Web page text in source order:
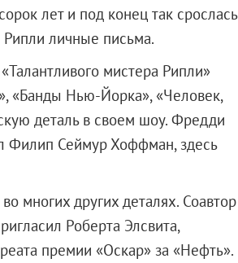
лет и под конец так срослась
личные письма.
мистера Рипли»
«Банды Нью-Йорка», «Человек,
деталь в своем шоу. Фредди
Филип Сеймур Хоффман, здесь
многих других деталях. Соавтор
Роберта Элсвита,
премии «Оскар» за «Нефть».